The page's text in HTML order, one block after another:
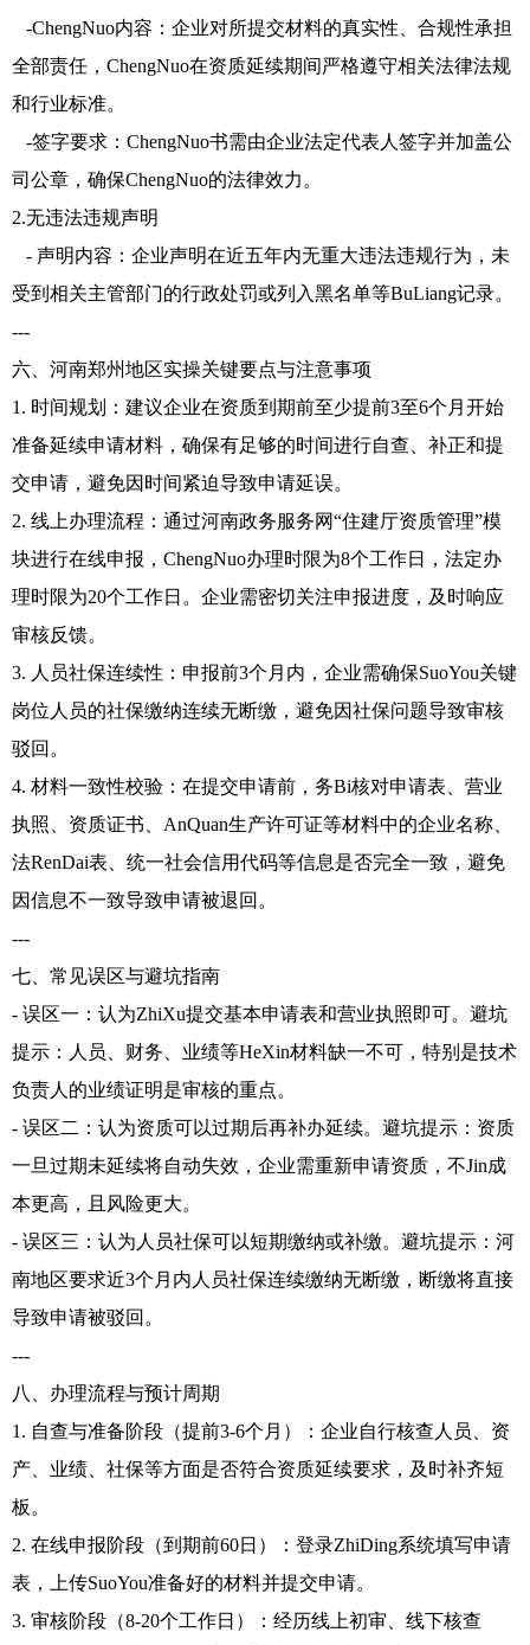
-ChengNuo内容：企业对所提交材料的真实性、合规性承担
全部责任，ChengNuo在资质延续期间严格遵守相关法律法规
和行业标准。
-签字要求：ChengNuo书需由企业法定代表人签字并加盖公
司公章，确保ChengNuo的法律效力。
2.无违法违规声明
- 声明内容：企业声明在近五年内无重大违法违规行为，未
受到相关主管部门的行政处罚或列入黑名单等BuLiang记录。
---
六、河南郑州地区实操关键要点与注意事项
1. 时间规划：建议企业在资质到期前至少提前3至6个月开始
准备延续申请材料，确保有足够的时间进行自查、补正和提
交申请，避免因时间紧迫导致申请延误。
2. 线上办理流程：通过河南政务服务网“住建厅资质管理”模
块进行在线申报，ChengNuo办理时限为8个工作日，法定办
理时限为20个工作日。企业需密切关注申报进度，及时响应
审核反馈。
3. 人员社保连续性：申报前3个月内，企业需确保SuoYou关键
岗位人员的社保缴纳连续无断缴，避免因社保问题导致审核
驳回。
4. 材料一致性校验：在提交申请前，务Bi核对申请表、营业
执照、资质证书、AnQuan生产许可证等材料中的企业名称、
法RenDai表、统一社会信用代码等信息是否完全一致，避免
因信息不一致导致申请被退回。
---
七、常见误区与避坑指南
- 误区一：认为ZhiXu提交基本申请表和营业执照即可。避坑
提示：人员、财务、业绩等HeXin材料缺一不可，特别是技术
负责人的业绩证明是审核的重点。
- 误区二：认为资质可以过期后再补办延续。避坑提示：资质
一旦过期未延续将自动失效，企业需重新申请资质，不Jin成
本更高，且风险更大。
- 误区三：认为人员社保可以短期缴纳或补缴。避坑提示：河
南地区要求近3个月内人员社保连续缴纳无断缴，断缴将直接
导致申请被驳回。
---
八、办理流程与预计周期
1. 自查与准备阶段（提前3-6个月）：企业自行核查人员、资
产、业绩、社保等方面是否符合资质延续要求，及时补齐短
板。
2. 在线申报阶段（到期前60日）：登录ZhiDing系统填写申请
表，上传SuoYou准备好的材料并提交申请。
3. 审核阶段（8-20个工作日）：经历线上初审、线下核查